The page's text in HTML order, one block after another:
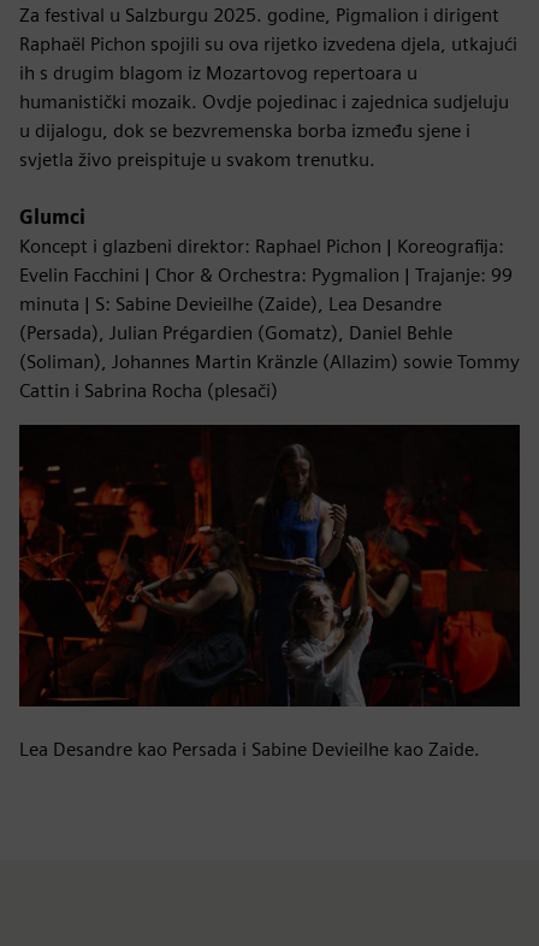
Za festival u Salzburgu 2025. godine, Pigmalion i dirigent
Raphaël Pichon spojili su ova rijetko izvedena djela, utkajući
ih s drugim blagom iz Mozartovog repertoara u
humanistički mozaik. Ovdje pojedinac i zajednica sudjeluju
u dijalogu, dok se bezvremenska borba između sjene i
svjetla živo preispituje u svakom trenutku.
Glumci
Koncept i glazbeni direktor: Raphael Pichon | Koreografija:
Evelin Facchini | Chor & Orchestra: Pygmalion | Trajanje: 99
minuta | S: Sabine Devieilhe (Zaide), Lea Desandre
(Persada), Julian Prégardien (Gomatz), Daniel Behle
(Soliman), Johannes Martin Kränzle (Allazim) sowie Tommy
Cattin i Sabrina Rocha (plesači)
Lea Desandre kao Persada i Sabine Devieilhe kao Zaide.